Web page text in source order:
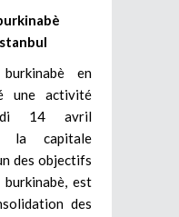
en
une activité
14 avril
la capitale
des objectifs
est
des